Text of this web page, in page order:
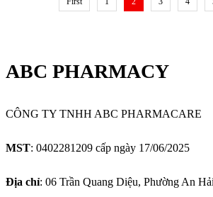
ABC PHARMACY
CÔNG TY TNHH ABC PHARMACARE
MST: 0402281209 cấp ngày 17/06/2025
Địa chỉ: 06 Trần Quang Diệu, Phường An